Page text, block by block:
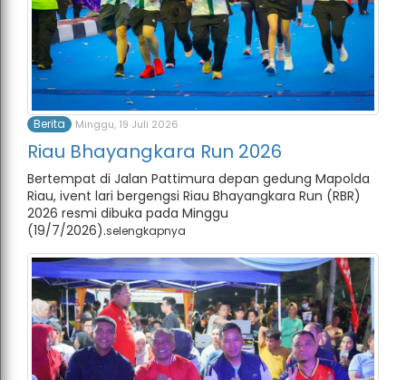
Berita Minggu, 19 Juli 2026
Riau Bhayangkara Run 2026
Bertempat di Jalan Pattimura depan gedung Mapolda
Riau, ivent lari bergengsi Riau Bhayangkara Run (RBR)
2026 resmi dibuka pada Minggu
(19/7/2026).selengkapnya